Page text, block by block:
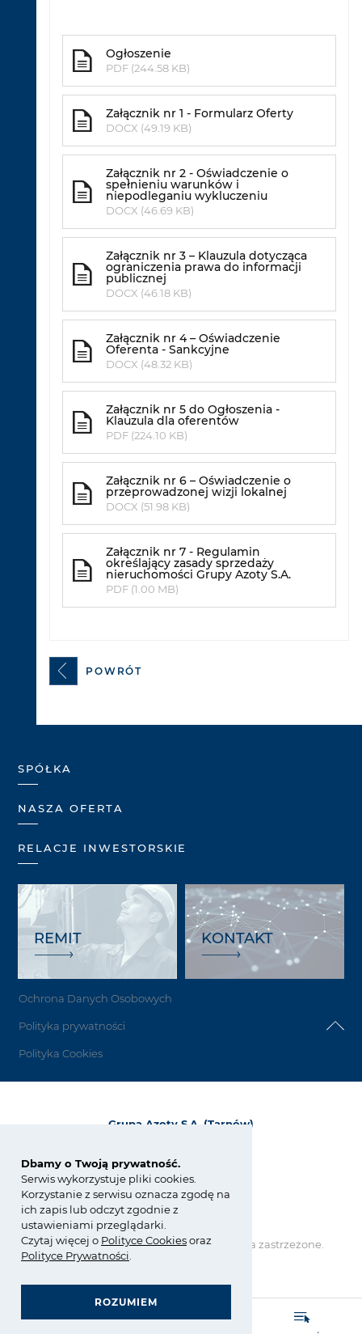
Dbamy o Twoją prywatność.
Serwis wykorzystuje pliki cookies.
Korzystanie z serwisu oznacza zgodę na
ich zapis lub odczyt zgodnie z
ustawieniami przeglądarki.
Czytaj więcej o PolityceCookiesoraz
Polityce Prywatności
ROZUMIEM
Ogłoszenie
PDF (244.58 KB)
Załącznik nr 1 - Formularz Oferty
DOCX (49.19 KB)
Załącznik nr 2 - Oświadczenie o
spełnieniu warunków i
niepodleganiu wykluczeniu
DOCX (46.69 KB)
Załącznik nr 3 – Klauzula dotycząca
ograniczenia prawa do informacji
publicznej
DOCX (46.18 KB)
Załącznik nr 4 – Oświadczenie
Oferenta - Sankcyjne
DOCX (48.32 KB)
Załącznik nr 5 do Ogłoszenia -
Klauzula dla oferentów
PDF (224.10 KB)
Załącznik nr 6 – Oświadczenie o
przeprowadzonej wizji lokalnej
DOCX (51.98 KB)
Załącznik nr 7 - Regulamin
określający zasady sprzedaży
nieruchomości Grupy Azoty S.A.
PDF (1.00 MB)
POWRÓT
SPÓŁKA
NASZA OFERTA
RELACJE INWESTORSKIE
REMIT KONTAKT
Ochrona Danych Osobowych
Polityka prywatności
Polityka Cookies
Grupa Azoty S.A. (Tarnów)
33-101 Tarnów, Polska
tel.:+48 14 637 37 37
fax: +48 14 633 07 18
tarnow@grupaazoty.com
Copyright © Grupa Azoty. Wszelkie prawa zastrzeżone.